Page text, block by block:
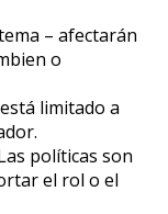
– afectarán
o
limitado a
políticas son
el rol o el